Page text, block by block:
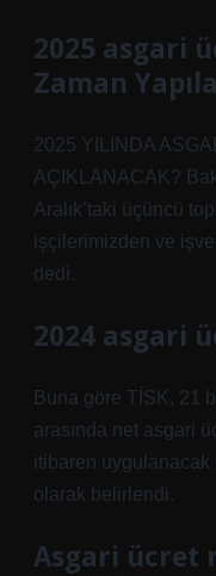
2025 asgari
Zaman
2025 YILINDA
AÇIKLANACAK?
Aralık’taki üçüncü
işçilerimizden ve
dedi.
2024 asgari
Buna göre TİSK, 21
arasında net asgari
itibaren uygulanacak
olarak belirlendi.
Asgari ücret